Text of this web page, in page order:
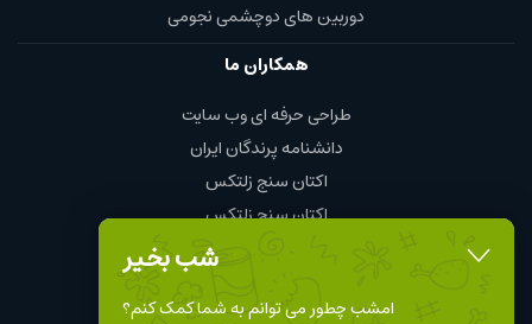
شب بخیر
امشب چطور می توانم به شما کمک کنم؟
دوربین های دوچشمی نجومی
همکاران ما
طراحی حرفه ای وب سایت
دانشنامه پرندگان ایران
اکتان سنج زلتکس
اکتان سنج زلتکس
چای و قهوه محمود